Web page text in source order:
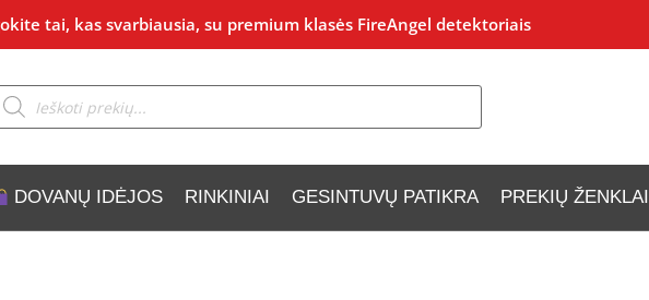
tai, kas svarbiausia, su premium klasės FireAngel detektoriais
search
DOVANŲ IDĖJOS RINKINIAI GESINTUVŲ PATIKRA PREKIŲ ŽENKLAI